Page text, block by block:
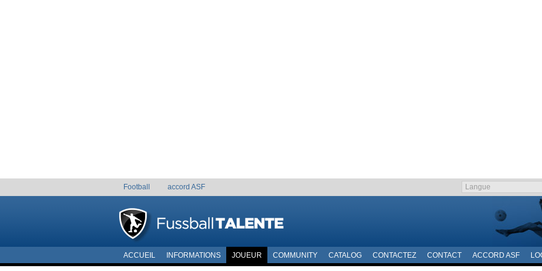
Football accord ASF
ACCUEIL INFORMATIONS JOUEUR COMMUNITY CATALOG CONTACTEZ CONTACT ACCORD ASF